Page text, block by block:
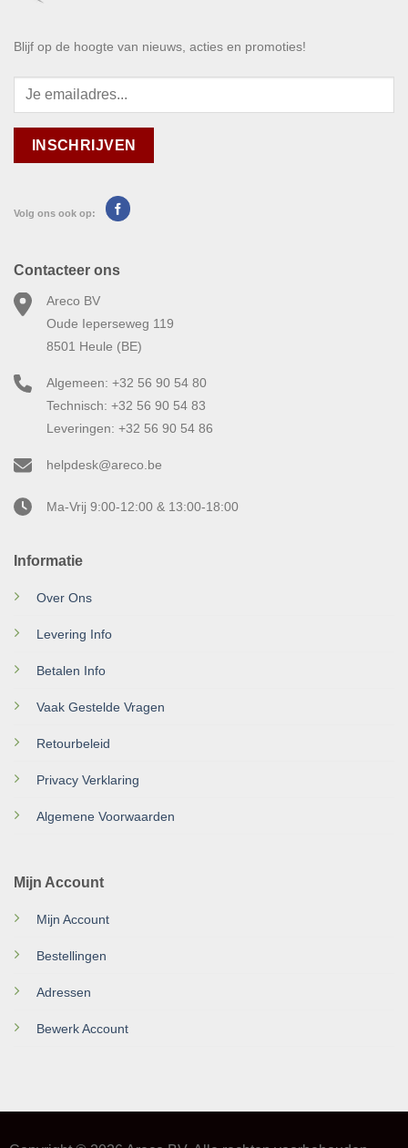
Blijf op de hoogte van nieuws, acties en promoties!
Volg ons ook op:
Informatie
Over Ons
Levering Info
Betalen Info
Vaak Gestelde Vragen
Retourbeleid
Privacy Verklaring
Algemene Voorwaarden
Mijn Account
Mijn Account
Bestellingen
Adressen
Bewerk Account
Contacteer ons
Areco BV
Oude Ieperseweg 119
8501 Heule (BE)
Algemeen: +32 56 90 54 80
Technisch: +32 56 90 54 83
Leveringen: +32 56 90 54 86
helpdesk@areco.be
Ma-Vrij 9:00-12:00 & 13:00-18:00